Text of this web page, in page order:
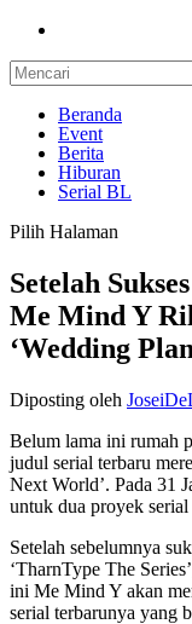
Beranda
Event
Berita
Hiburan
Serial BL
Pilih Halaman
Setelah
Me Mind Y
‘Wedding
Diposting oleh
Belum lama ini rumah
judul serial terbaru
Next World’. Pada 31
untuk dua proyek serial
Setelah sebelumnya
‘TharnType The
ini Me Mind Y akan
serial terbarunya yang